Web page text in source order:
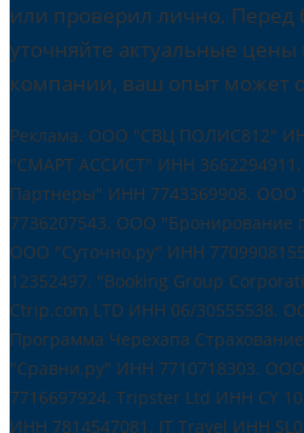
или проверил лично. Перед
уточняйте актуальные
компании, ваш опыт может
Реклама. ООО "СВЦ ПОЛИС812"
"СМАРТ АССИСТ" ИНН
Партнеры" ИНН 7743369908. ООО
7736207543. ООО "Бронирование
ООО "Суточно.ру" ИНН
12352497. "Booking Group
Ctrip.com LTD ИНН 06/30555538.
Программа Черехапа
"Сравни.ру" ИНН 7710718303.
7716697924. Tripster Ltd ИНН CY
ИНН 7814547081. IT Travel ИНН